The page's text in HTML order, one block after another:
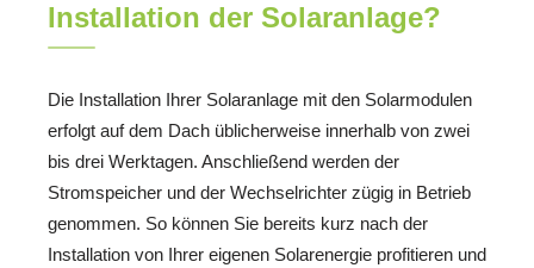
Installation der Solaranlage?
Die Installation Ihrer Solaranlage mit den Solarmodulen
erfolgt auf dem Dach üblicherweise innerhalb von zwei
bis drei Werktagen. Anschließend werden der
Stromspeicher und der Wechselrichter zügig in Betrieb
genommen. So können Sie bereits kurz nach der
Installation von Ihrer eigenen Solarenergie profitieren und